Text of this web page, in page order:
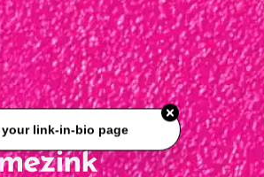
your link-in-bio page